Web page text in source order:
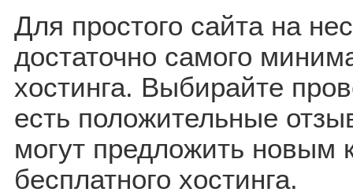
Для простого сайта на
достаточно самого
хостинга. Выбирайте
есть положительные
могут предложить новым
бесплатного хостинга.